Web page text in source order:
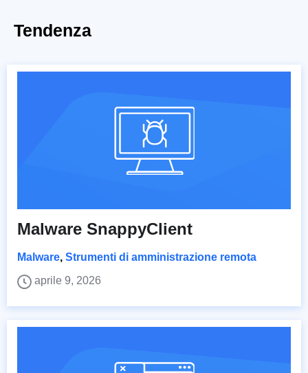
Tendenza
Malware SnappyClient
Malware, Strumenti di amministrazione remota
aprile 9, 2026